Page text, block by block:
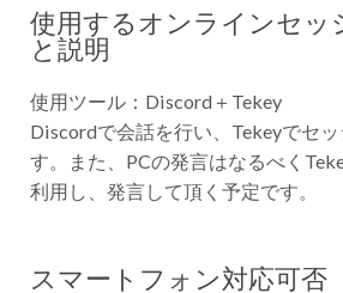
使用するオンラインセッ
と説明
使用ツール：Discord＋Tekey
Discordで会話を行い、Tekeyでセ
す。また、PCの発言はなるべく
利用し、発言して頂く予定です。
スマートフォン対応可否